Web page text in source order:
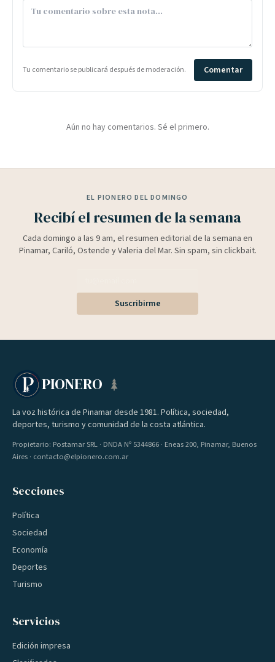
Tu comentario se publicará después de moderación. Comentar
Aún no hay comentarios. Sé el primero.
EL PIONERO DEL DOMINGO
Recibí el resumen de la semana
Cada domingo a las 9 am, el resumen editorial de la semana en
Pinamar, Cariló, Ostende y Valeria del Mar. Sin spam, sin clickbait.
Suscribirme
PIONERO
La voz histórica de Pinamar desde 1981. Política, sociedad,
deportes, turismo y comunidad de la costa atlántica.
Propietario: Postamar SRL · DNDA Nº 5344866 · Eneas 200, Pinamar, Buenos
Aires · contacto@elpionero.com.ar
Secciones
Política
Sociedad
Economía
Deportes
Turismo
Servicios
Edición impresa